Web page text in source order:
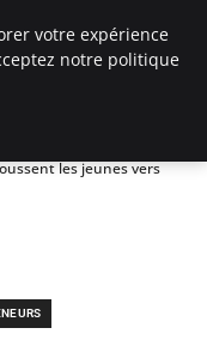
les jeunes vers
votre expérience
notre politique